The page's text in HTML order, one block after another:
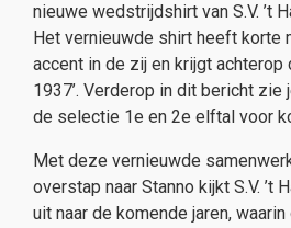
nieuwe wedstrijdshirt van S.V. ’t
Het vernieuwde shirt heeft korte
accent in de zij en krijgt achterop
1937’. Verderop in dit bericht zie
de selectie 1e en 2e elftal voor
Met deze vernieuwde
overstap naar Stanno kijkt S.V. ’t
uit naar de komende jaren,